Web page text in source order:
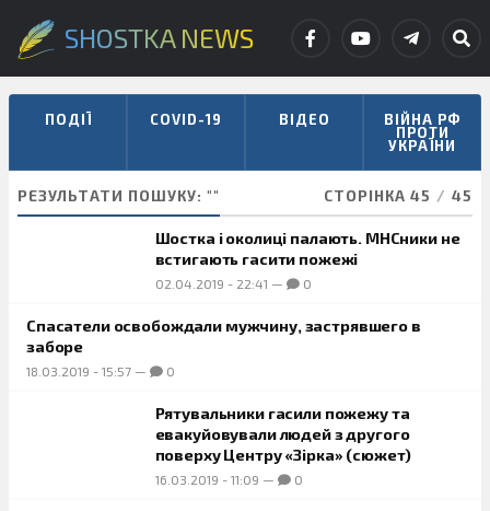
SHOSTKA NEWS
ПОДІЇ COVID-19 ВІДЕО ВІЙНА РФ
ПРОТИ
УКРАЇНИ
РЕЗУЛЬТАТИ ПОШУКУ: "" СТОРІНКА 45 / 45
Шостка і околиці палають. МНСники не
встигають гасити пожежі
02.04.2019 - 22:41 — 0
Спасатели освобождали мужчину, застрявшего в
заборе
18.03.2019 - 15:57 — 0
Рятувальники гасили пожежу та
евакуйовували людей з другого
поверху Центру «Зірка» (сюжет)
16.03.2019 - 11:09 — 0